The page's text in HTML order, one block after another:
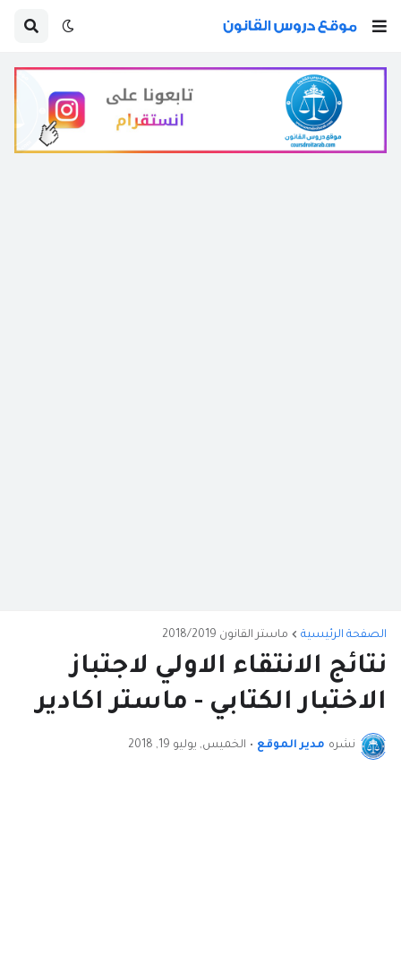
الصفحة الرئيسية ماستر القانون 2018/2019
نتائج الانتقاء الاولي لاجتباز
الاختبار الكتابي - ماستر اكادير
نشره مدير الموقع • الخميس, يوليو 19, 2018